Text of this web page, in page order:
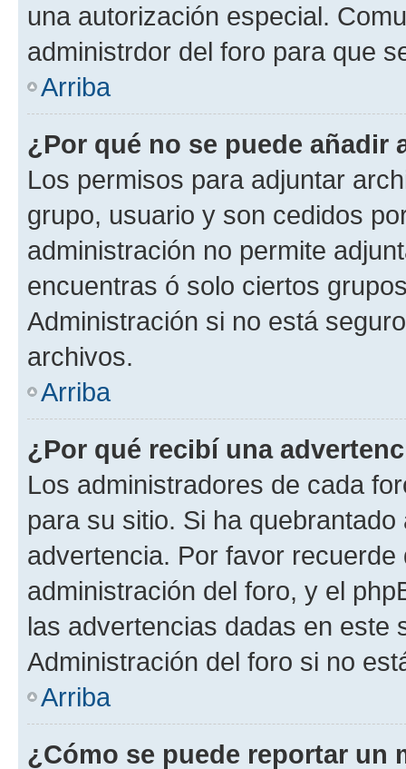
una autorización especial.
administrdor del foro para que
Arriba
¿Por qué no se puede añadir
Los permisos para adjuntar
grupo, usuario y son cedidos
administración no permite
encuentras ó solo ciertos
Administración si no está
archivos.
Arriba
¿Por qué recibí una
Los administradores de cada
para su sitio. Si ha
advertencia. Por favor
administración del foro, y el
las advertencias dadas en este
Administración del foro si no
Arriba
¿Cómo se puede reportar un